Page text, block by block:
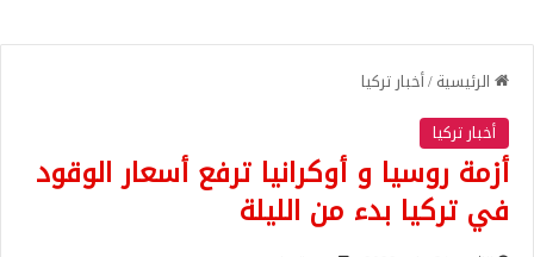
الرئيسية/أخبار تركيا
أخبار تركيا
أزمة روسيا و أوكرانيا ترفع أسعار الوقود
في تركيا بدء من الليلة